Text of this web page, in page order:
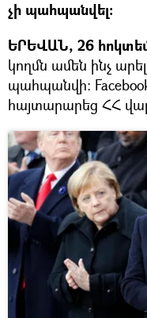
չի պահպանվել։
ԵՐԵՎԱՆ, 26
կողմն ամեն ինչ
պահպանվի։
հայտարարեց ՀՀ